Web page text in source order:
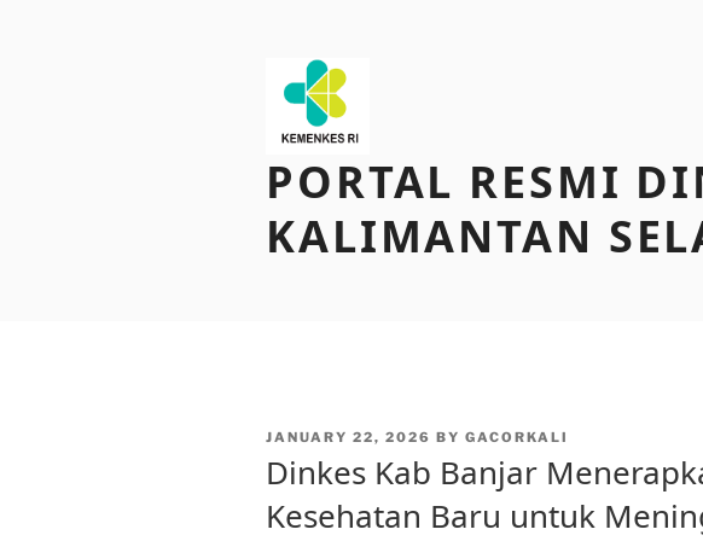
PORTAL RESMI
KALIMANTAN
POSTED
JANUARY 22, 2026 BY GACORKALI
Dinkes Kab Banjar
Kesehatan Baru untuk